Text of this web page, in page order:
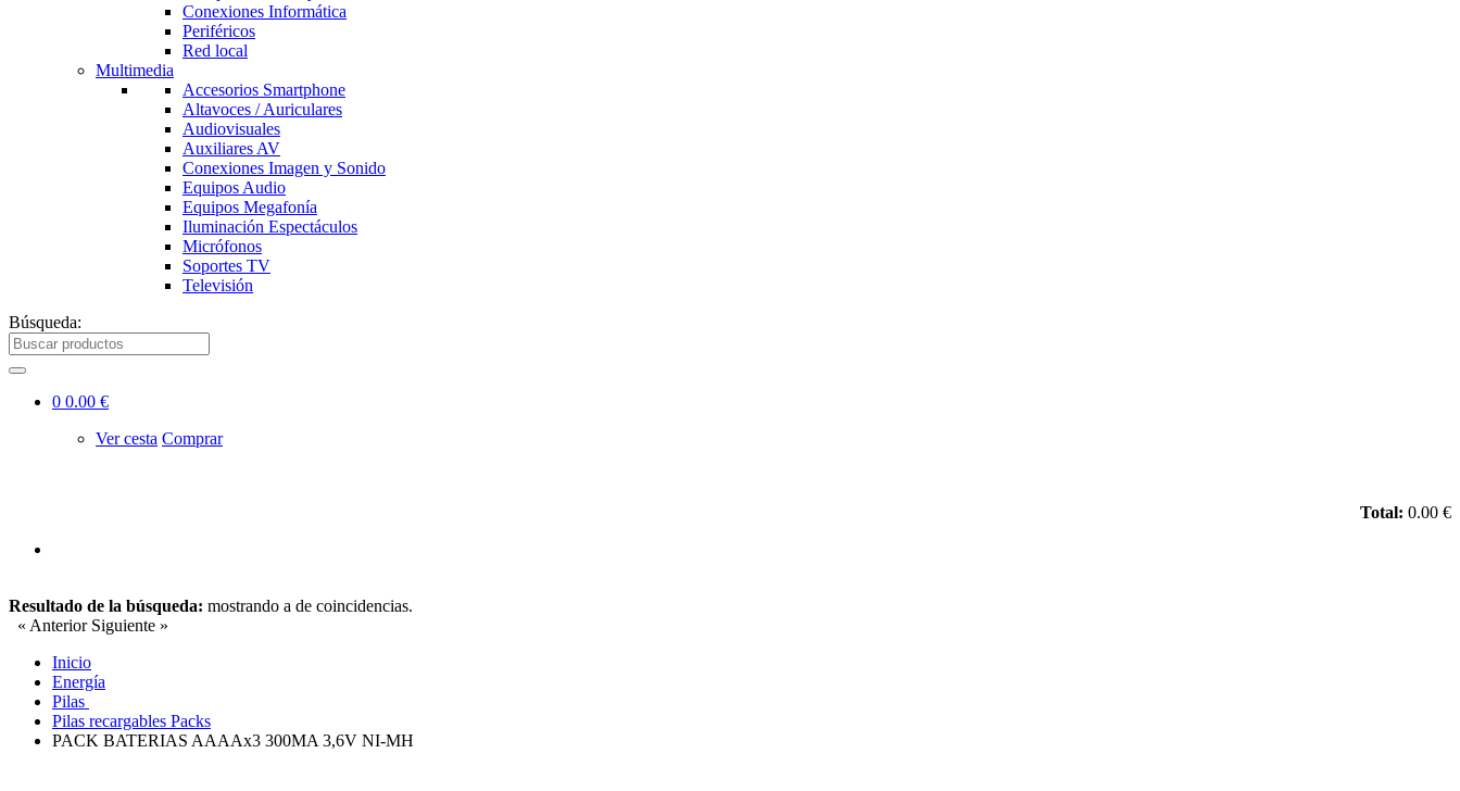
Conexiones Informática
Periféricos
Red local
Multimedia
Accesorios Smartphone
Altavoces / Auriculares
Audiovisuales
Auxiliares AV
Conexiones Imagen y Sonido
Equipos Audio
Equipos Megafonía
Iluminación Espectáculos
Micrófonos
Soportes TV
Televisión
Búsqueda:
0 0.00 €
Ver cesta Comprar
Total: 0.00 €
Resultado de la búsqueda: mostrando a de coincidencias.
« Anterior Siguiente »
Inicio
Energía
Pilas
Pilas recargables Packs
PACK BATERIAS AAAAx3 300MA 3,6V NI-MH